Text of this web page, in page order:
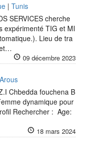
| Tunis
SERVICES cherche
expérimenté TIG et MI
Lieu de tra
09 décembre 2023
Chbedda fouchena B
dynamique pour
Rechercher : Age:
18 mars 2024